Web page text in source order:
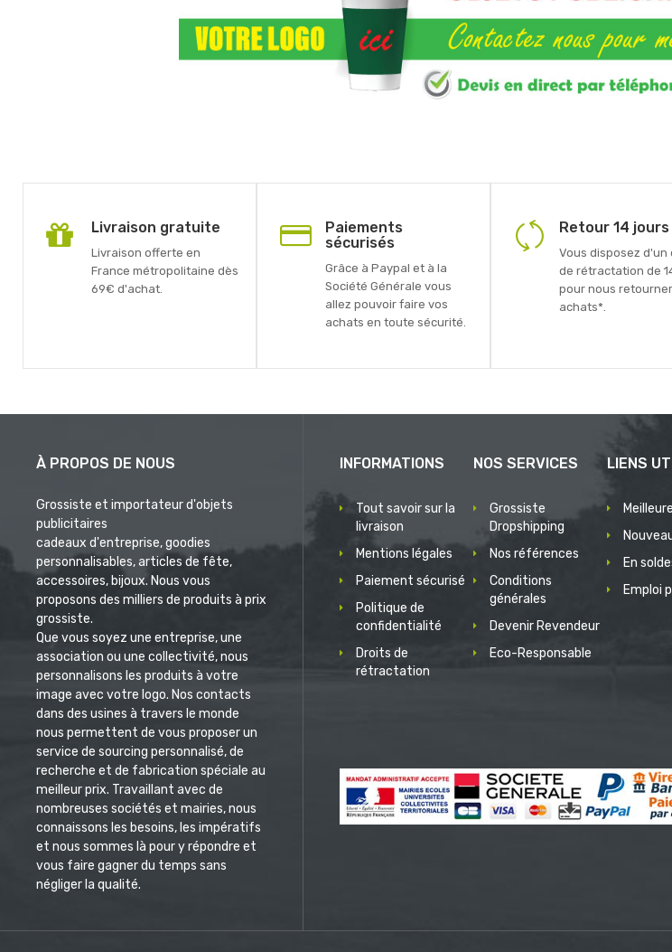
Livraison gratuite
Livraison offerte en
France métropolitaine dès
69€ d'achat.
Paiements
sécurisés
Grâce à Paypal et à la
Société Générale vous
allez pouvoir faire vos
achats en toute sécurité.
Retour 14 jours
Vous disposez d'un
de rétractation de
pour nous
achats*.
À PROPOS DE NOUS
Grossiste et importateur d'objets
publicitaires
cadeaux d'entreprise, goodies
personnalisables, articles de fête,
accessoires, bijoux. Nous vous
proposons des milliers de produits à prix
grossiste.
Que vous soyez une entreprise, une
association ou une collectivité, nous
personnalisons les produits à votre
image avec votre logo. Nos contacts
dans des usines à travers le monde
nous permettent de vous proposer un
service de sourcing personnalisé, de
recherche et de fabrication spéciale au
meilleur prix. Travaillant avec de
nombreuses sociétés et mairies, nous
connaissons les besoins, les impératifs
et nous sommes là pour y répondre et
vous faire gagner du temps sans
négliger la qualité.
INFORMATIONS
Tout savoir sur la
livraison
Mentions légales
Paiement sécurisé
Politique de
confidentialité
Droits de
rétractation
NOS SERVICES
Grossiste
Dropshipping
Nos références
Conditions
générales
Devenir Revendeur
Eco-Responsable
LIENS
En
Emploi